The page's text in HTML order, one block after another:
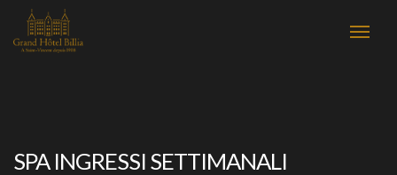
SPA INGRESSI SETTIMANALI